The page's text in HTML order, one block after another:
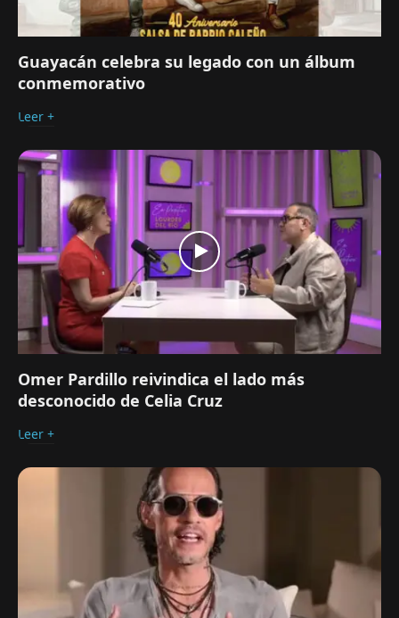
Guayacán celebra su legado con un álbum
conmemorativo
Leer +
Omer Pardillo reivindica el lado más
desconocido de Celia Cruz
Leer +